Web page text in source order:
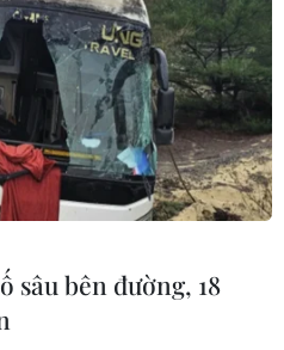
sâu bên đường, 18